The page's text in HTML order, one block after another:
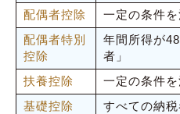
配偶者控除
一定の条件を
配偶者特別
控除
年間所得が
者」
扶養控除
一定の条件を
基礎控除
すべての納税